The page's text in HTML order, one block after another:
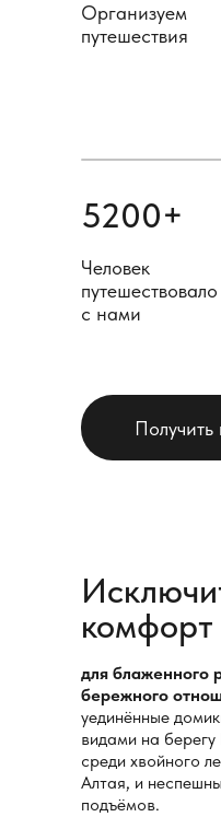
Человек
путешествовало
с нами
5200+
Организуем
путешествия
комфорт
для блаженного
бережного
уединённые
видами на берегу
среди хвойного
Алтая, и
подъёмов.
уже
Наши гости